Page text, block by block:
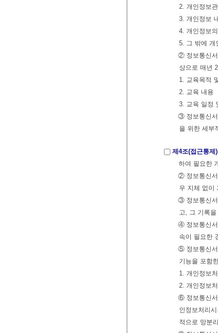
2. 개인정보
3. 개인정보
4. 개인정보
5. 그 밖에 개
② 정보통신서
상으로 매년
1. 교육목적
2. 교육 내용
3. 교육 일정
③ 정보통신서
을 위한 세부
제4조(접근통제)
하여 필요한
② 정보통신서
우 지체 없이
③ 정보통신서
고, 그 기록
④ 정보통신서
속이 필요한
⑤ 정보통신서
기능을 포함
1. 개인정보
2. 개인정보
⑥ 정보통신서
인정보처리
적으로 망분